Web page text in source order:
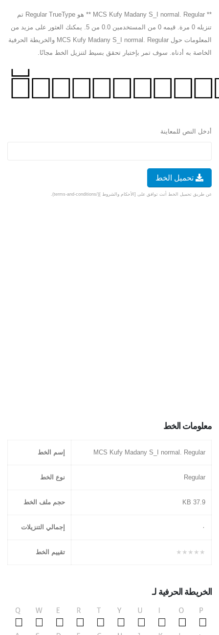
** MCS Kufy Madany S_I normal. Regular ** هو Regular TrueType تم
تنزيله 0 مرة. قيمه 0 من المستخدمين 0.0 من 5. يمكنك العثور على مزيد من
المعلومات حول MCS Kufy Madany S_I normal. Regular والخريطة الحرفية
الخاصة به أدناه. سوف تمر بإختبار تحقق بسيط لتنزيل الخط مجانًا.
أدخل النص للمعاينة
تحميل الخط
عن طريق تحميل الخط أنت توافق على [الأحكام والشروط ](/terms-and-conditions).
معلومات الخط
MCS Kufy Madany S_I normal. Regular إسم الخط
Regular نوع الخط
37.9 KB حجم ملف الخط
۰ إجمالي التنزيلات
★★★★★ تقييم الخط
الخريطة الحرفية لـ